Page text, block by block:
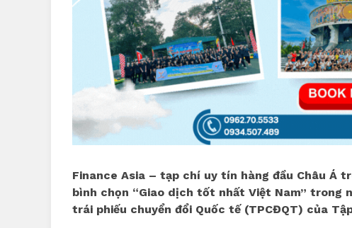
Finance Asia – tạp chí uy tín hàng đầu Châu Á
bình chọn “Giao dịch tốt nhất Việt Nam” trong
trái phiếu chuyển đổi Quốc tế (TPCĐQT) của